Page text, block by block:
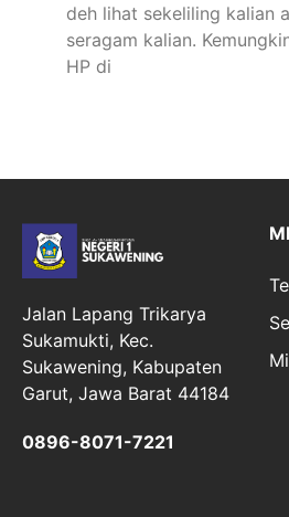
deh lihat sekeliling kalian
seragam kalian.
HP di
Jalan Lapang Trikarya
Sukamukti, Kec.
Sukawening, Kabupaten
Garut, Jawa Barat 44184
0896-8071-7221